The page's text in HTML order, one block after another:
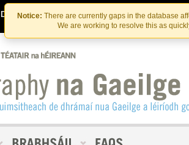
Skip
to
the
content
Skip
to
content
Notice: There are currently gaps in the database
We are working to resolve this as
Déan Teagmháil Linn